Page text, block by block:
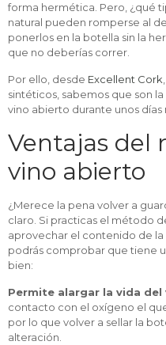
forma hermética. Pero, ¿qué
natural pueden romperse al
ponerlos en la botella sin la
que no deberías correr.
Por ello, desde Excellent Cork
sintéticos, sabemos que son
vino abierto durante unos días
Ventajas del
vino abierto
¿Merece la pena volver a
claro. Si practicas el método
aprovechar el contenido de
podrás comprobar que tiene
bien:
Permite alargar la vida del
contacto con el oxígeno el
por lo que volver a sellar la
alteración.